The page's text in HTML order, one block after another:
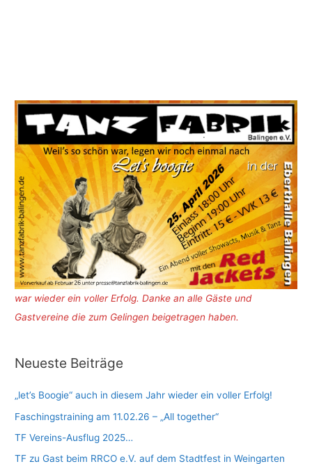
war wieder ein voller Erfolg. Danke an alle Gäste und
Gastvereine die zum Gelingen beigetragen haben.
Neueste Beiträge
„let’s Boogie“ auch in diesem Jahr wieder ein voller Erfolg!
Faschingstraining am 11.02.26 – „All together“
TF Vereins-Ausflug 2025…
TF zu Gast beim RRCO e.V. auf dem Stadtfest in Weingarten